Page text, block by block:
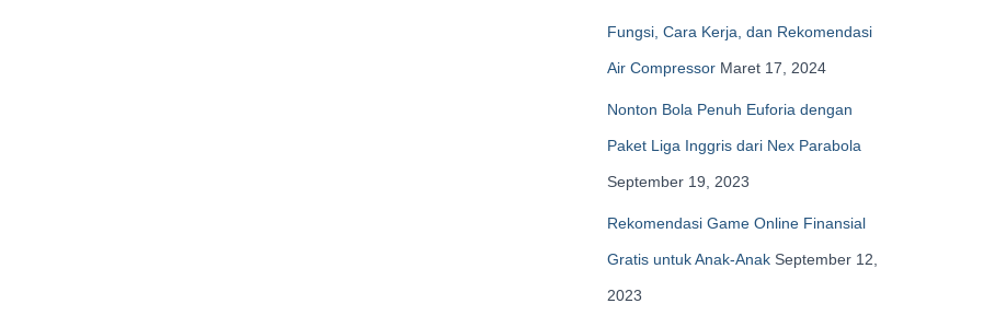
Fungsi, Cara Kerja, dan Rekomendasi
Air Compressor Maret 17, 2024
Nonton Bola Penuh Euforia dengan
Paket Liga Inggris dari Nex Parabola
September 19, 2023
Rekomendasi Game Online Finansial
Gratis untuk Anak-Anak September 12,
2023